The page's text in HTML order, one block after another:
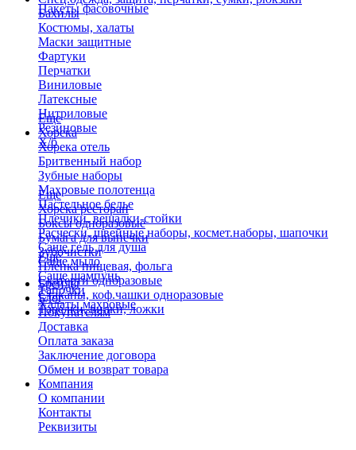
Пакеты фасовочные
Бахилы
Костюмы, халаты
Маски защитные
Фартуки
Перчатки
Виниловые
Латексные
Нитриловые
Резиновые
Х/б
Еще
Хорека
Хорека отель
Бритвенный набор
Зубные наборы
Махровые полотенца
Пастельное белье
Плечики, вешалки-стойки
Расчески, швейные наборы, космет.наборы, шапочки
Саше гель для душа
Саше мыло
Саше шампунь
Тапочки
Халаты махровые
Еще
Хорека ресторан
Боксы одноразовые
Бумага для выпечки
Зубочистки
Пленка пищевая, фольга
Скатерти одноразовые
Стаканы, коф.чашки одноразовые
Тарелки, вилки, ложки
Еще
Бренды
Блог
Покупателям
Доставка
Оплата заказа
Заключение договора
Обмен и возврат товара
Компания
О компании
Контакты
Реквизиты